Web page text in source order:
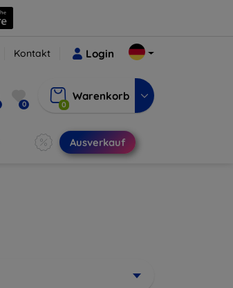
Kontakt Login
0 0
Warenkorb
Ausverkauf